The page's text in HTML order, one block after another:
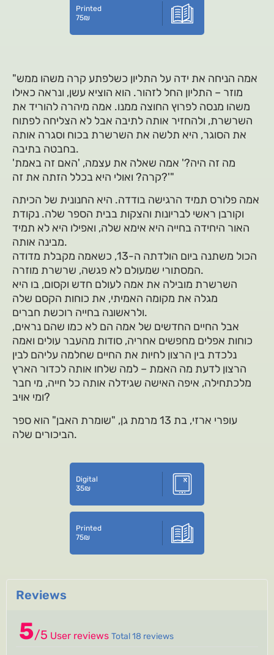
Printed
75₪
"אמה הניחה את ידה על התליון כשלפתע קרה משהו ממש
מוזר – התליון החל לזהור. הוא הוציא עשן, ונראה כאילו
משהו מנסה לפרוץ החוצה ממנו. אמה מיהרה להוריד את
השרשרת, ולהחזיר אותה לתיבה אבל לא הצליחה לפתוח
את הסוגר, היא תלשה את השרשרת בכוח וסגרה אותה
בחבטה בתיבה.
'מה זה היה?' אמה שאלה את עצמה, 'האם זה באמת
קרה? ואולי היא בכלל הזתה את זה?'"
אמה פלורס תמיד הרגישה בודדה. היא החנונית של הכיתה
וקורבן ראשי לבריונות והצקות בבית הספר שלה. נקודת
האור היחידה בחייה היא אימא שלה, ואפילו היא לא תמיד
מבינה אותה.
הכול משתנה ביום הולדתה ה-13, כשאמה מקבלת מדודה
המסתורי שמעולם לא פגשה, שרשרת מוזרה.
השרשרת מובילה את אמה לעולם חדש וקסום, בו היא
מגלה את מקומה האמיתי, את כוחות הקסם שלה
ולראשונה בחייה רוכשת חברים.
אבל החיים החדשים של אמה הם לא כמו שהם נראים,
כוחות אפלים מחפשים אחריה, סודות מהעבר עולים ואמה
נלכדת בין הרצון לחיות את החיים שחלמה עליהם לבין
הרצון לדעת מה האמת – למה שלחו אותה לכדור הארץ
מלכתחילה, איפה האישה שגידלה אותה כל חייה, מי חבר
ומי אויב?
עופרי ארזי, בת 13 מרמת גן, "שומרת האבן" הוא ספר
הביכורים שלה.
Digital
35₪
Printed
75₪
Reviews
5/5 User reviews Total 18 reviews